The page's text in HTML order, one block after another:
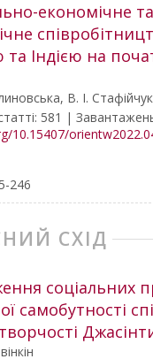
економічне
Індією на
В. І. Стафійчук
581 |
10.15407/
246
СХІД
соціальних
самобутності
творчості